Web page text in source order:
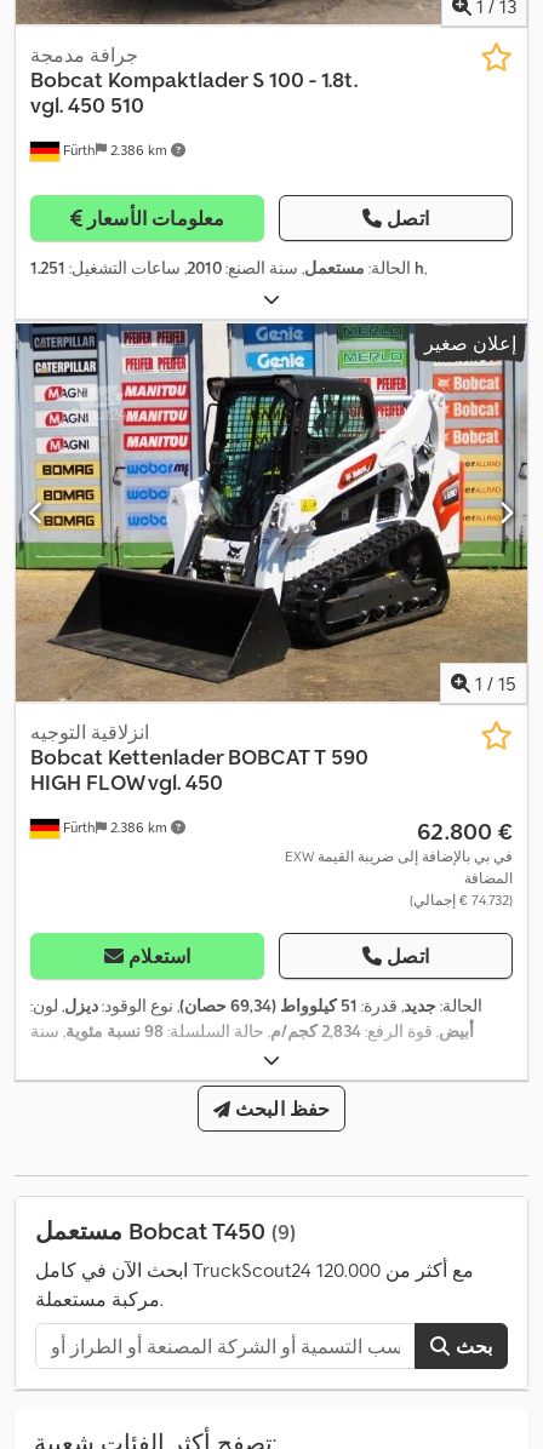
1 / 13
Fürth 2.386 km
جرافة مدمجة
Bobcat Kompaktlader S 100 - 1.8t.
vgl. 450 510
معلومات الأسعار اتصل
الحالة: مستعمل, سنة الصنع:2010, ساعات التشغيل: 1.251 h,
إعلان صغير
1 / 15
Fürth 2.386 km
انزلاقية التوجيه
Bobcat Kettenlader BOBCAT T 590
HIGH FLOW vgl. 450
‏62.800 €
EXW في بي بالإضافة إلى ضريبة القيمة
المضافة
(‏74.732 € إجمالي)
استعلام اتصل
الحالة:جديد, قدرة: 51 كيلوواط (69,34 حصان) , نوع الوقود:ديزل, لون:
أبيض, قوة الرفع:2,834 كجم/م , حالة السلسلة: 98 نسبة مئوية
, سنة
كابينة, مجرفة قياسية, مسارات مطاطية, مصابيح
أمامية إضافية, واقي رأس,
حفظ البحث
مستعمل Bobcat T450 (9)
ابحث الآن في كامل TruckScout24 مع أكثر من 120.000
مركبة مستعملة.
بحث